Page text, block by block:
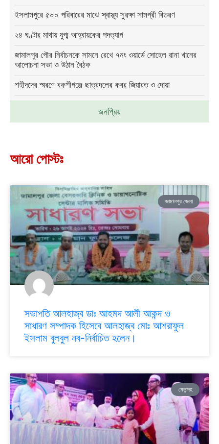
জনপ্রিয়
ইসলামপুরে ৫০০ পরিবারের মাঝে স্বাস্থ্য সুরক্ষা সামগ্রী বিতরণ
২৪ ঘণ্টার মাথায় যুগ্ম আহ্বায়কের পদত্যাগ
জামালপুর পৌর নির্বাচনকে সামনে রেখে ৭নং ওয়ার্ডে সোহেল রানা খানের
আলোচনা সভা ও উঠান বৈঠক
শহীদদের স্মরণে বকশীগঞ্জে ছাত্রদলের কবর জিয়ারত ও দোয়া
আরো পোস্টঃ
জামালপুর জেলা
সভাপতি আলহাজ্ব ডাঃ আহমদ আলী আকন্দ ও
সাধারণ সম্পাদক হিসেবে আলহাজ্ব মোঃ আশরাফুল
ইসলাম বুলবুল নব-নির্বাচিত হলেন।
মেলান্দহ